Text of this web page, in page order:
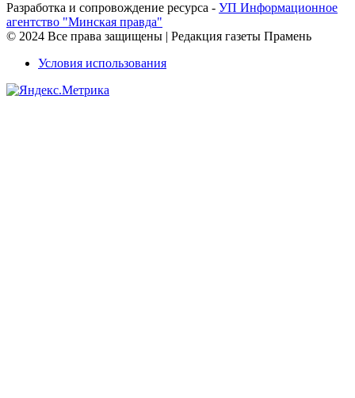
Разработка и сопровождение ресурса - УП Информационное
агентство "Минская правда"
© 2024 Все права защищены | Редакция газеты Прамень
Условия использования